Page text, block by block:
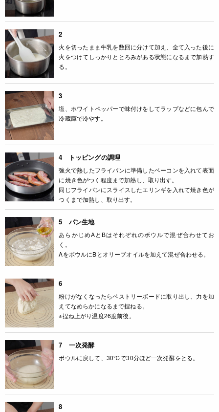
2
火を切ったまま牛乳を数回に分けて加え、全て入った後に
火をつけてしっかりととろみがある状態になるまで加熱す
る。
3
塩、ホワイトペッパーで味付けをしてラップなどに包んで
冷蔵庫で冷やす。
4 トッピングの調理
強火で熱したフライパンに準備したベーコンを入れて表面
に焼き色がつく程度まで加熱し、取り出す。
同じフライパンにスライスしたエリンギを入れて焼き色が
つくまで加熱し、取り出す。
5 パン生地
あらかじめAとBはそれぞれのボウルで混ぜ合わせてお
く。
AをボウルにBとオリーブオイルを加えて混ぜ合わせる。
6
粉けがなくなったらペストリーボードに取り出し、力を加
えてなめらかになるまで捏ねる。
※捏ね上がり温度26度前後。
7 一次発酵
ボウルに戻して、30℃で30分ほど一次発酵をとる。
8